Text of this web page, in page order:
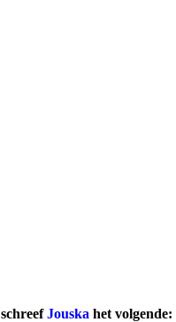
schreefJouska het volgende: